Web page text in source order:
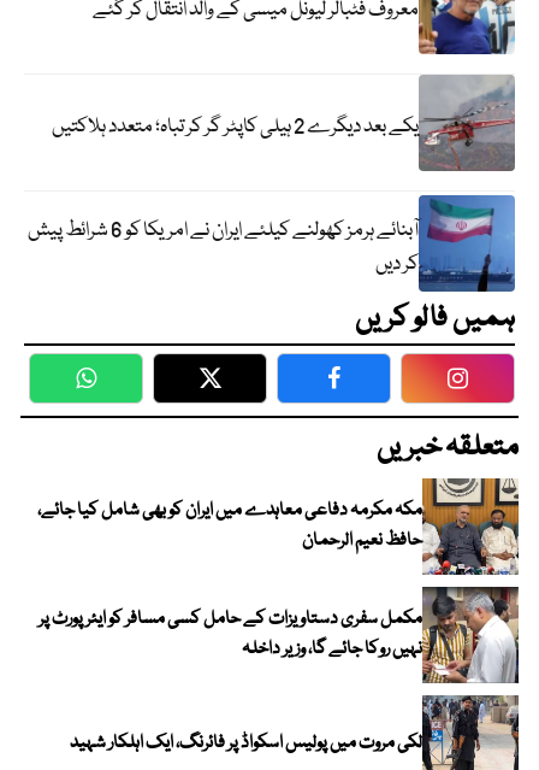
معروف فٹبالر لیونل میسی کے والد انتقال کر گئے
یکے بعد دیگرے 2 ہیلی کاپٹر گر کر تباہ؛ متعدد ہلاکتیں
آبنائے ہرمز کھولنے کیلئے ایران نے امریکا کو 6 شرائط پیش
کر دیں
ہمیں فالو کریں
WhatsApp Twitter Facebook
متعلقہ خبریں
مکہ مکرمہ دفاعی معاہدے میں ایران کو بھی شامل کیا جائے،
حافظ نعیم الرحمان
مکمل سفری دستاویزات کے حامل کسی مسافر کو ایئرپورٹ پر
نہیں روکا جائے گا، وزیر داخلہ
لکی مروت میں پولیس اسکواڈ پر فائرنگ، ایک اہلکار شہید